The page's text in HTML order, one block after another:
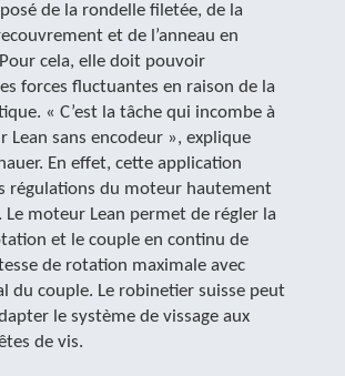
de la rondelle filetée, de la
et de l’anneau en
cela, elle doit pouvoir
forces fluctuantes en raison de la
« C’est la tâche qui incombe à
Lean sans encodeur », explique
En effet, cette application
régulations du moteur hautement
Le moteur Lean permet de régler la
et le couple en continu de
de rotation maximale avec
du couple. Le robinetier suisse peut
le système de vissage aux
de vis.